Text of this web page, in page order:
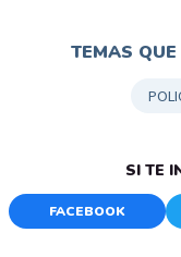
TEMAS
SI TE
FACEBOOK